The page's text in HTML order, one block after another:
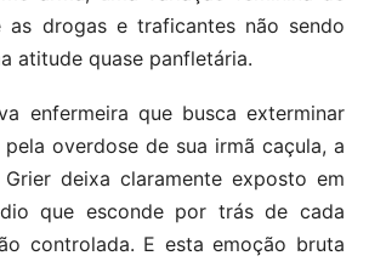
as drogas e traficantes não sendo
atitude quase panfletária.
enfermeira que busca exterminar
overdose de sua irmã caçula, a
deixa claramente exposto em
que esconde por trás de cada
controlada. E esta emoção bruta